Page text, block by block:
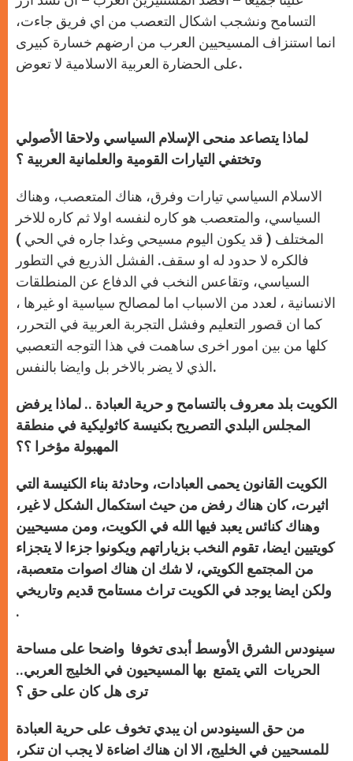
التسامح ونشجب اشكال التعصب من اي فريق جاءت،
انما استنزاف المسيحيين العرب من ارضهم خسارة كبيرى
على الحضارة العربية الاسلامية لا تعوض.
لماذا يتصاعد منحى الإسلام السياسي ولاحقا الأصولي
وتختفي التيارات القومية والعلمانية العربية ؟
الاسلام السياسي تيارات وفرق، هناك المتعصب، وهناك
السياسي، والمتعصب هو كاره لنفسه اولا ثم كاره للاخر
المختلف ( قد يكون اليوم مسيحي وغدا جاره في الحي )
فالكره لا حدود له او سقف. الفشل الذريع في التطور
السياسي، وتقاعس النخب في الدفاع عن المنطلقات
الانسانية ، لعدد من الاسباب اما لمصالح سياسية او غيرها ،
كما ان قصور التعليم وفشل التجربة العربية في التحرر،
كلها من بين امور اخرى ساهمت في هذا التوجه التعصبي
الذي لا يضر بالاخر بل وايضا بالنفس.
الكويت بلد معروف بالتسامح و حرية العبادة .. لماذا يرفض
المجلس البلدي التصريح بكنيسة كاثوليكية في منطقة
المهبولة مؤخرا ؟؟
الكويت القانون يحمى العبادات، وحادثة بناء الكنيسة التي
اثيرت، كان هناك رفض من حيث استكمال الشكل لا غير،
وهناك كنائس يعبد فيها الله في الكويت، ومن مسيحيين
كويتيين ايضا، تقوم النخب بزياراتهم ويكونوا جزءا لا يتجزاء
من المجتمع الكويتي، لا شك ان هناك اصوات متعصبة،
ولكن ايضا يوجد في الكويت تراث مستامح قديم وتاريخي
.
سينودس الشرق الأوسط أبدى تخوفا واضحا على مساحة
الحريات التي يتمتع بها المسيحيون في الخليج العربي..
ترى هل كان على حق ؟
من حق السينودس ان يبدي تخوف على حرية العبادة
للمسحيين في الخليج، الا ان هناك اضاءة لا يجب ان تنكر،